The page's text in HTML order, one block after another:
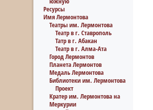
Ресурсы
Имя Лермонтова
Театры им. Лермонтова
Театр в г. Ставрополь
Татр в г. Абакан
Театр в г. Алма-Ата
Город Лермонтов
Планета Лермонтов
Медаль Лермонтова
Библиотеки им. Лермонтова
Проект
Кратер им. Лермонтова на
Меркурии